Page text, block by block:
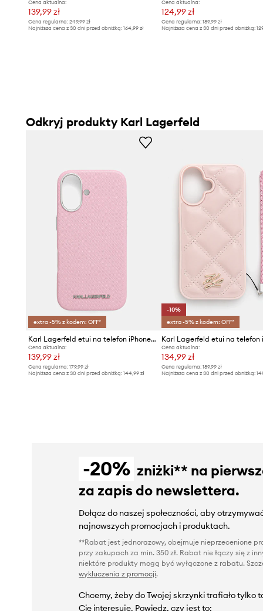
Cena aktualna:
139,99 zł
Cena regularna: 249,99 zł
Najniższa cena z 30 dni przed obniżką: 164,99 zł
Cena aktualna:
124,99 zł
Cena regularna:189,99 zł
Najniższa cena z 30 dni przed obniżką:
Odkryj produkty Karl Lagerfeld
extra -5% z kodem: OFF*
Karl Lagerfeld etui na telefon iPhone 16
Cena aktualna:
139,99 zł
Cena regularna: 179,99 zł
Najniższa cena z 30 dni przed obniżką: 144,99 zł
-10%
extra -5% z kodem: OFF*
Cena aktualna:
134,99 zł
Cena regularna:189,99 zł
Najniższa cena z 30 dni przed obniżką:
-20% zniżki** na
za zapis do newslettera.
Dołącz do naszej społeczności, aby
najnowszych promocjach i produktach.
**Rabat jest jednorazowy, obejmuje nieprzecenione
przy zakupach za min. 350 zł. Rabat nie łączy się z
niektóre produkty mogą być wyłączone z rabatu.
wykluczenia z promocji.
Chcemy, żeby do Twojej skrzynki trafiało tylko
Cię interesuje. Powiedz, czy jest to: